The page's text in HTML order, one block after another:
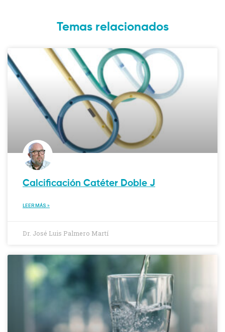
Temas relacionados
Calcificación Catéter Doble J
LEER MÁS »
Dr. José Luis Palmero Martí